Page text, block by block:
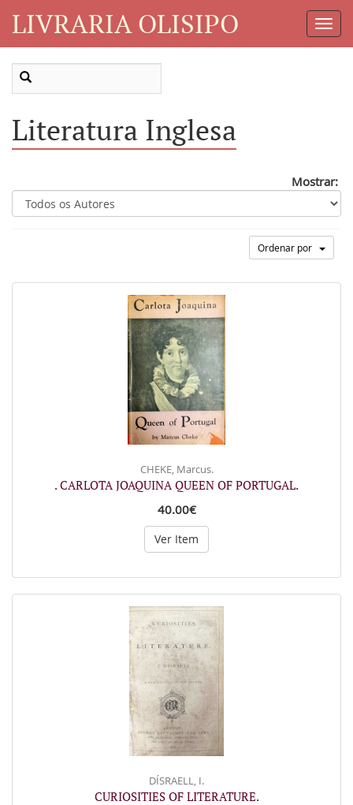
LIVRARIA OLISIPO
Literatura Inglesa
Mostrar:
Ordenar por
CHEKE, Marcus.
. CARLOTA JOAQUINA QUEEN OF PORTUGAL.
40.00€
Ver Item
DÍSRAELL, I.
CURIOSITIES OF LITERATURE.